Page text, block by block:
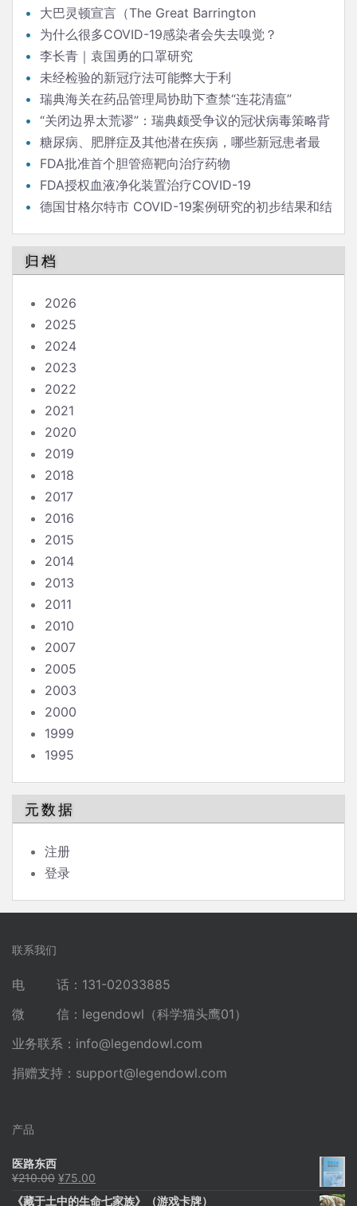
降低（新冠）感染率
大巴灵顿宣言（The Great Barrington
Declaration）
为什么很多COVID-19感染者会失去嗅觉？
李长青｜袁国勇的口罩研究
未经检验的新冠疗法可能弊大于利
瑞典海关在药品管理局协助下查禁“连花清瘟”
“关闭边界太荒谬”：瑞典颇受争议的冠状病毒策略背
后的流行病学家
糖尿病、肥胖症及其他潜在疾病，哪些新冠患者最
危险？
FDA批准首个胆管癌靶向治疗药物
FDA授权血液净化装置治疗COVID-19
德国甘格尔特市 COVID-19案例研究的初步结果和结
归档
2026
2025
2024
2023
2022
2021
2020
2019
2018
2017
2016
2015
2014
2013
2011
2010
2007
2005
2003
2000
1999
1995
元数据
注册
登录
联系我们
电 话：131-02033885
微 信：legendowl（科学猫头鹰01）
业务联系： info@legendowl.com
捐赠支持： support@legendowl.com
产品
医路东西
¥210.00 原
¥75.00
《藏于土中的生命七家族》（游戏卡牌）